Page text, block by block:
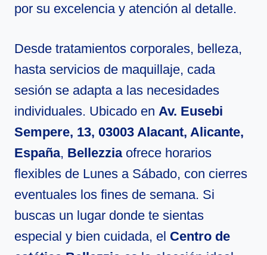
por su excelencia y atención al detalle.
Desde tratamientos corporales, belleza,
hasta servicios de maquillaje, cada
sesión se adapta a las necesidades
individuales. Ubicado en Av. Eusebi
Sempere, 13, 03003 Alacant, Alicante,
España, Bellezziaofrece horarios
flexibles de Lunes a Sábado, con cierres
eventuales los fines de semana. Si
buscas un lugar donde te sientas
especial y bien cuidada, el Centro de